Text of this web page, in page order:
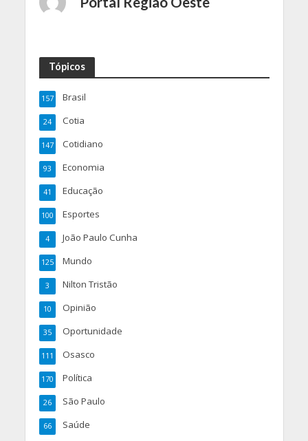
Tópicos
Brasil
157
Cotia
24
Cotidiano
147
Economia
93
Educação
41
Esportes
100
João Paulo Cunha
4
Mundo
125
Nilton Tristão
3
Opinião
10
Oportunidade
35
Osasco
111
Política
170
São Paulo
26
Saúde
66